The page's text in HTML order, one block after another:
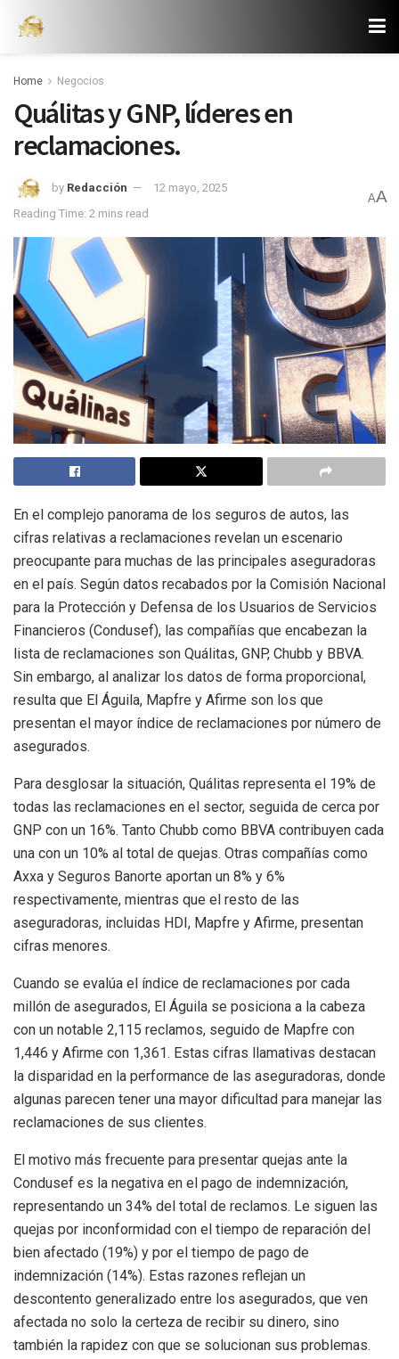
Home Negocios
Quálitas y GNP, líderes en
reclamaciones.
by Redacción
12 mayo, 2025
Reading Time: 2 mins read
AA
En el complejo panorama de los seguros de autos, las
cifras relativas a reclamaciones revelan un escenario
preocupante para muchas de las principales aseguradoras
en el país. Según datos recabados por la Comisión Nacional
para la Protección y Defensa de los Usuarios de Servicios
Financieros (Condusef), las compañías que encabezan la
lista de reclamaciones son Quálitas, GNP, Chubb y BBVA.
Sin embargo, al analizar los datos de forma proporcional,
resulta que El Águila, Mapfre y Afirme son los que
presentan el mayor índice de reclamaciones por número de
asegurados.
Para desglosar la situación, Quálitas representa el 19% de
todas las reclamaciones en el sector, seguida de cerca por
GNP con un 16%. Tanto Chubb como BBVA contribuyen cada
una con un 10% al total de quejas. Otras compañías como
Axxa y Seguros Banorte aportan un 8% y 6%
respectivamente, mientras que el resto de las
aseguradoras, incluidas HDI, Mapfre y Afirme, presentan
cifras menores.
Cuando se evalúa el índice de reclamaciones por cada
millón de asegurados, El Águila se posiciona a la cabeza
con un notable 2,115 reclamos, seguido de Mapfre con
1,446 y Afirme con 1,361. Estas cifras llamativas destacan
la disparidad en la performance de las aseguradoras, donde
algunas parecen tener una mayor dificultad para manejar las
reclamaciones de sus clientes.
El motivo más frecuente para presentar quejas ante la
Condusef es la negativa en el pago de indemnización,
representando un 34% del total de reclamos. Le siguen las
quejas por inconformidad con el tiempo de reparación del
bien afectado (19%) y por el tiempo de pago de
indemnización (14%). Estas razones reflejan un
descontento generalizado entre los asegurados, que ven
afectada no solo la certeza de recibir su dinero, sino
también la rapidez con que se solucionan sus problemas.